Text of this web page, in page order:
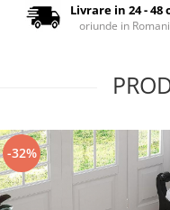
Livrare in 24 - 48
oriunde in
-32%